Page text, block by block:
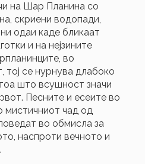
на Шар Планина со
скриени водопади,
одаи каде бликаат
и на нејзините
во
тој се нурнува длабоко
што всушност значи
Песните и есеите во
мистичниот чад од
во обмисла за
наспроти вечното и